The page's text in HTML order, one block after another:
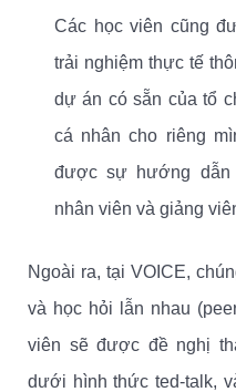
Các học viên cũng
trải nghiệm thực tế
dự án có sẵn của tổ
cá nhân cho riêng
được sự hướng dẫn
nhân viên và giảng
Ngoài ra, tại VOICE,
và học hỏi lẫn nhau
viên sẽ được đề nghị
dưới hình thức ted-talk,